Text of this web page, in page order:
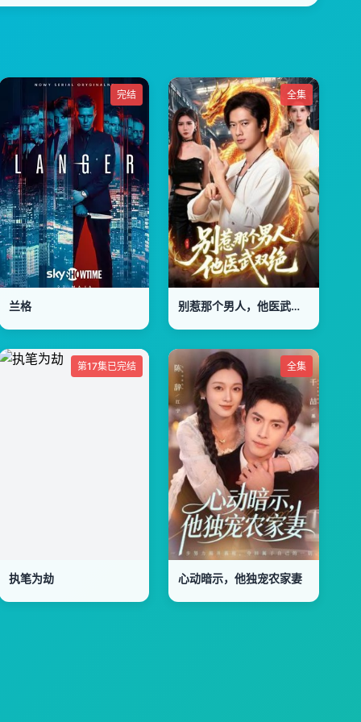
完结
兰格
全集
别惹那个男人，他医武双绝
第17集已完结
执笔为劫
全集
心动暗示，他独宠农家妻